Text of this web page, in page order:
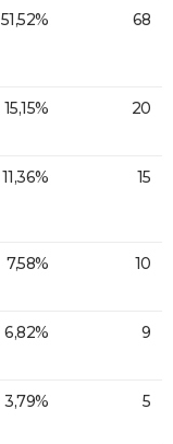
51,52% 68
15,15% 20
11,36% 15
7,58% 10
6,82% 9
3,79% 5